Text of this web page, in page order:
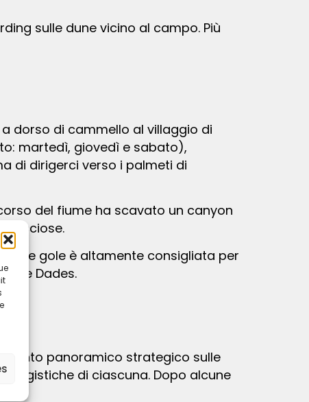
martedì, giovedì e sabato),
di dirigerci verso i palmeti di
rocciose.
Dades.
di ciascuna. Dopo alcune